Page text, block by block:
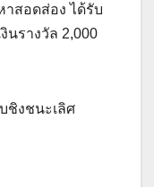
สอดส่อง ได้รับ
นรางวัล 2,000
ชิงชนะเลิศ